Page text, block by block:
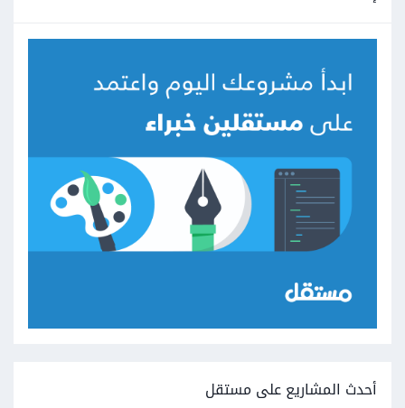
أحدث المشاريع على مستقل